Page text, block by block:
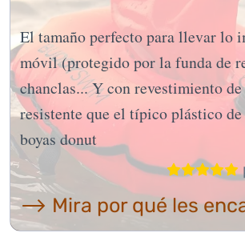
El tamaño perfecto para llevar lo
móvil (protegido por la funda de
chanclas... Y con revestimiento
resistente que el típico plástico
boyas donut
⟶ Mira por qué les